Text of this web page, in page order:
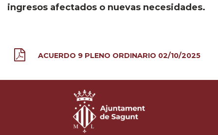
ingresos afectados o nuevas necesidades.
ACUERDO 9 PLENO ORDINARIO 02/10/2025